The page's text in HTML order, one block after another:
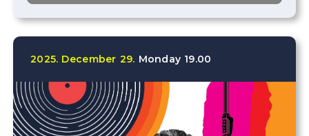
2025. December 29. Monday 19.00